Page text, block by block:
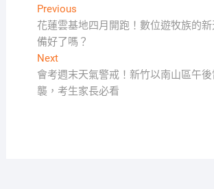
文
章
導
覽
PreviousPrevious
post:
花蓮雲基地四月開跑！數位遊牧族的
備好了嗎？
NextNext
post:
會考週末天氣警戒！新竹以南山區午
襲，考生家長必看